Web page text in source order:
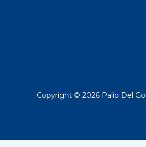
Copyright © 2026 Palio Del